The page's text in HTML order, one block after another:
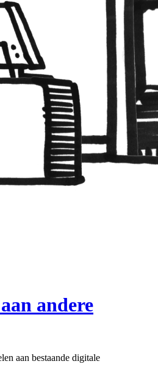
andere
aan bestaande digitale